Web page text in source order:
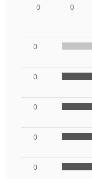
0
0
0
0
0
0
0